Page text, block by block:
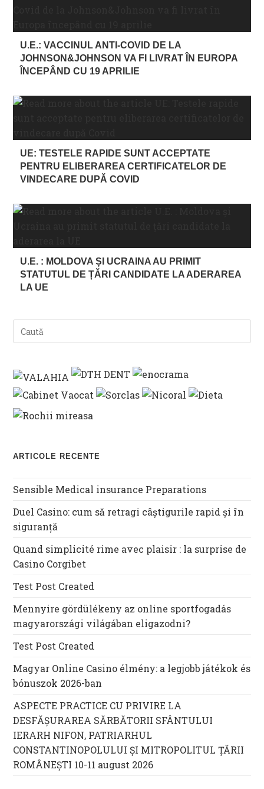
U.E.: VACCINUL ANTI-COVID DE LA
JOHNSON&JOHNSON VA FI LIVRAT ÎN EUROPA
ÎNCEPÂND CU 19 APRILIE
UE: TESTELE RAPIDE SUNT ACCEPTATE
PENTRU ELIBERAREA CERTIFICATELOR DE
VINDECARE DUPĂ COVID
U.E. : MOLDOVA ȘI UCRAINA AU PRIMIT
STATUTUL DE ȚĂRI CANDIDATE LA ADERAREA
LA UE
ARTICOLE RECENTE
Sensible Medical insurance Preparations
Duel Casino: cum să retragi câștigurile rapid și în
siguranță
Quand simplicité rime avec plaisir : la surprise de
Casino Corgibet
Test Post Created
Mennyire gördülékeny az online sportfogadás
magyarországi világában eligazodni?
Test Post Created
Magyar Online Casino élmény: a legjobb játékok és
bónuszok 2026-ban
ASPECTE PRACTICE CU PRIVIRE LA
DESFĂȘURAREA SĂRBĂTORII SFÂNTULUI
IERARH NIFON, PATRIARHUL
CONSTANTINOPOLULUI ŞI MITROPOLITUL ȚĂRII
ROMÂNEȘTI 10-11 august 2026